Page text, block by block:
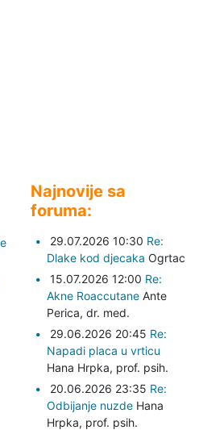
Najnovije sa
foruma:
29.07.2026 10:30 Re:
Dlake kod djecaka Ogrtac
15.07.2026 12:00 Re:
Akne Roaccutane Ante
Perica, dr. med.
29.06.2026 20:45 Re:
Napadi placa u vrticu
Hana Hrpka, prof. psih.
20.06.2026 23:35 Re:
Odbijanje nuzde Hana
Hrpka, prof. psih.